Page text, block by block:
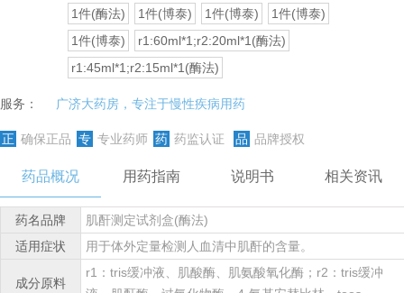
1件(酶法)
1件(博泰) 1件(博泰)
1件(博泰)
1件(博泰)
r1:60ml*1;r2:20ml*1(酶法)
r1:45ml*1;r2:15ml*1(酶法)
服务： 广济大药房，专注于慢性疾病用药
正 确保正品 专 专业药师 药 药监认证 品 品牌授权
药品概况 用药指南 说明书 相关资讯
药名品牌
肌酐测定试剂盒(酶法)
适用症状
用于体外定量检测人血清中肌酐的含量。
成分原料
r1：tris缓冲液、肌酸酶、肌氨酸氧化酶；r2：tris缓冲